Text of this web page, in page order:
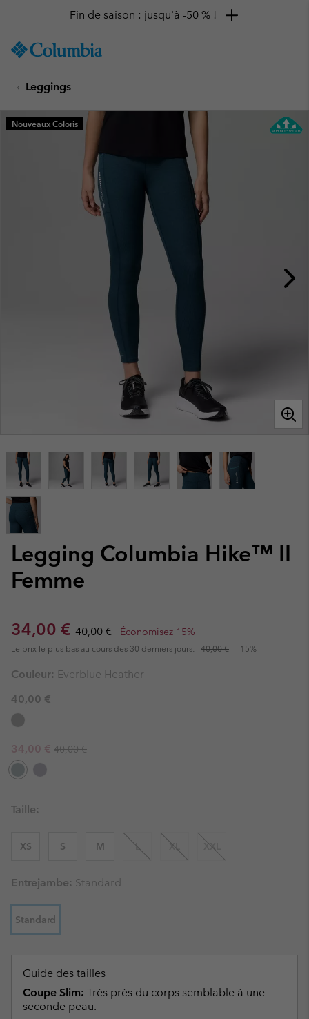
TO
SKIP
MAIN
NAV
Fin de saison : jusqu'à -50 % !
Leggings
Legging Columbia Hike™ II
Femme
Sale price:
34,00 € Regular price:
40,00 € Économisez 15%
Le prix le plus bas au cours des 30 derniers jours: 40,00 € -15%
Nouveaux Coloris
Couleur: Everblue Heather
40,00 €
Sale price:
34,00 € Regular price:
40,00 €
Taille:
XS S M L XL XXL
Entrejambe: Standard
Standard
Guide des tailles
Coupe Slim: Très près du corps semblable à une
seconde peau.